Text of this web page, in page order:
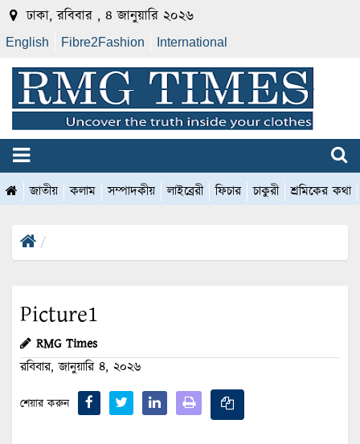
ঢাকা, রবিবার , ৪ জানুয়ারি ২০২৬
English Fibre2Fashion International
জাতীয় কলাম সম্পাদকীয় লাইব্রেরী ফিচার চাকুরী শ্রমিকের কথা
Picture1
RMG Times
রবিবার, জানুয়ারি ৪, ২০২৬
শেয়ার করুন